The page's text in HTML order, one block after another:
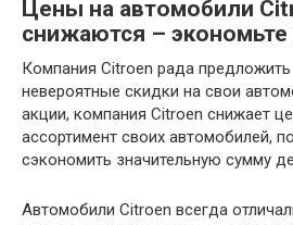
Цены на автомобили
снижаются – экономьте
Компания Citroen рада
невероятные скидки на свои
акции, компания Citroen снижает
ассортимент своих автомобилей,
сэкономить значительную сумму
Автомобили Citroen всегда